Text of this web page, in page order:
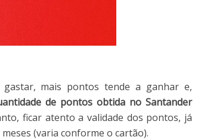
mais pontos tende a ganhar e,
de pontos obtida no Santander
ficar atento a validade dos pontos, já
(varia conforme o cartão).